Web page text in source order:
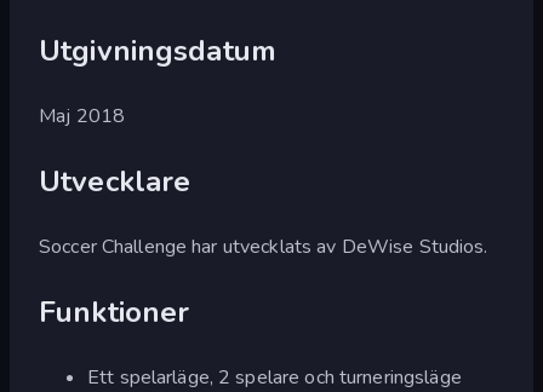
Utgivningsdatum
Maj 2018
Utvecklare
Soccer Challenge har utvecklats av DeWise Studios.
Funktioner
Ett spelarläge, 2 spelare och turneringsläge